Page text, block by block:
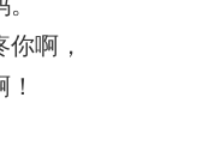
啊，